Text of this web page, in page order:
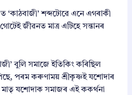
‘কাঠবাজী’ শব্দটোৱে এনে এগৰাকী
জীৱনত মাত্ৰ এটিহে সন্তানৰ
বুলি সমাজে ইতিকিং কৰিছিল
পৰম কৰুণাময় শ্ৰীকৃষ্ণই যশোদাৰ
মাতৃ যশোদাক সমাজৰ এই ককৰ্থনা